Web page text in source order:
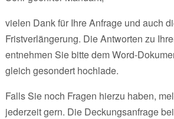
vielen Dank für Ihre Anfrage und auch
Fristverlängerung. Die Antworten zu
entnehmen Sie bitte dem Word-
gleich gesondert hochlade.
Falls Sie noch Fragen hierzu haben,
jederzeit gern. Die Deckungsanfrage